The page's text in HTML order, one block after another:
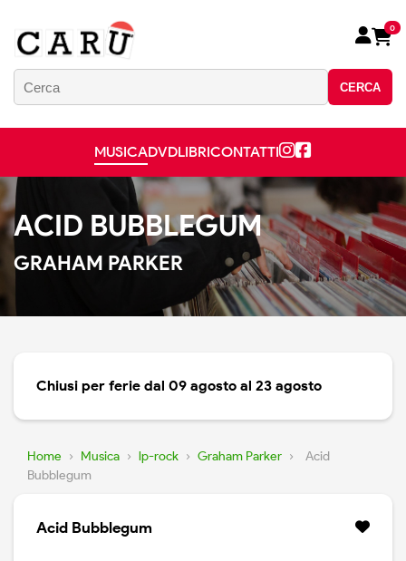
CERCA
0
MUSICADVDLIBRICONTATTI
ACID BUBBLEGUM
GRAHAM PARKER
Chiusi per ferie dal 09 agosto al 23 agosto
Home › Musica › lp-rock › Graham Parker ›
Acid
Bubblegum
Acid Bubblegum